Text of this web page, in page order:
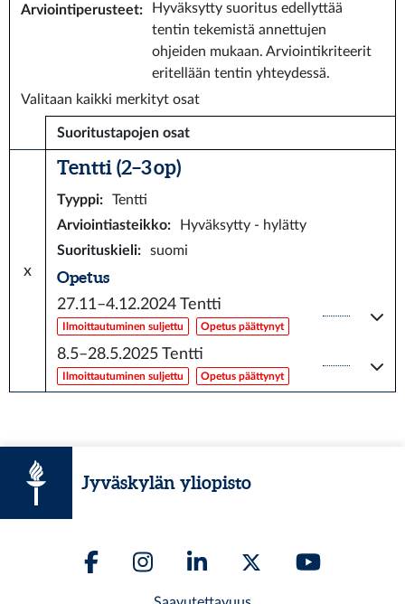
Arviointiperusteet:
Hyväksytty suoritus edellyttää
tentin tekemistä annettujen
ohjeiden mukaan. Arviointikriteerit
eritellään tentin yhteydessä.
Valitaan kaikki merkityt osat
Suoritustapojen osat
x
Tentti (2–3 op)
Tyyppi:
Tentti
Arviointiasteikko:
Hyväksytty - hylätty
Suorituskieli: suomi
Opetus
27.11–4.12.2024 Tentti
Ilmoittautuminen suljettu Opetus päättynyt
8.5–28.5.2025 Tentti
Ilmoittautuminen suljettu Opetus päättynyt
Jyväskylän yliopisto